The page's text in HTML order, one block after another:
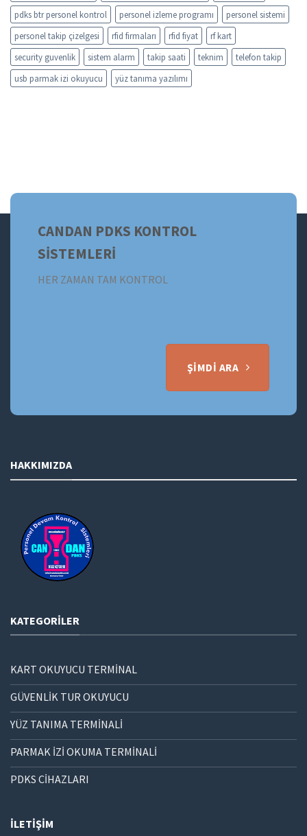
pdks btr personel kontrol
personel izleme programı
personel sistemi
personel takip çizelgesi
rfid firmaları rfid fiyat
rf kart
security guvenlik
sistem alarm takip saati teknim
telefon takip
usb parmak izi okuyucu
yüz tanıma yazılımı
CANDAN PDKS KONTROL
SİSTEMLERİ
HER ZAMAN TAM KONTROL
ŞIMDI ARA
HAKKIMIZDA
KATEGORILER
KART OKUYUCU TERMİNAL
GÜVENLİK TUR OKUYUCU
YÜZ TANIMA TERMİNALİ
PARMAK İZİ OKUMA TERMİNALİ
PDKS CİHAZLARI
İLETIŞIM